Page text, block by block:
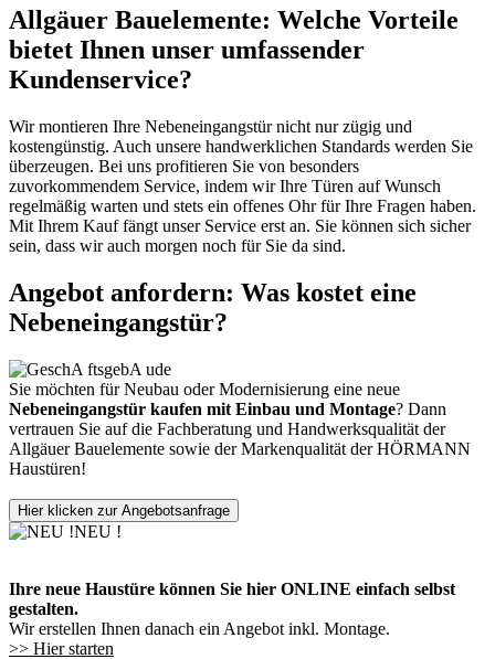
Allgäuer Bauelemente: Welche Vorteile
bietet Ihnen unser umfassender
Kundenservice?
Wir montieren Ihre Nebeneingangstür nicht nur zügig und
kostengünstig. Auch unsere handwerklichen Standards werden Sie
überzeugen. Bei uns profitieren Sie von besonders
zuvorkommendem Service, indem wir Ihre Türen auf Wunsch
regelmäßig warten und stets ein offenes Ohr für Ihre Fragen haben.
Mit Ihrem Kauf fängt unser Service erst an. Sie können sich sicher
sein, dass wir auch morgen noch für Sie da sind.
Angebot anfordern: Was kostet eine
Nebeneingangstür?
Sie möchten für Neubau oder Modernisierung eine neue
Nebeneingangstür kaufen mit Einbau und Montage? Dann
vertrauen Sie auf die Fachberatung und Handwerksqualität der
Allgäuer Bauelemente sowie der Markenqualität der HÖRMANN
Haustüren!
Hier klicken zur Angebotsanfrage
NEU !
Ihre neue Haustüre können Sie hier ONLINE einfach selbst
gestalten.
Wir erstellen Ihnen danach ein Angebot inkl. Montage.
>> Hier starten